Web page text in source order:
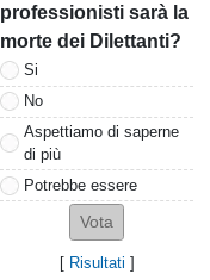
professionisti sarà la
morte dei Dilettanti?
Si
No
Aspettiamo di saperne
di più
Potrebbe essere
[ Risultati ]